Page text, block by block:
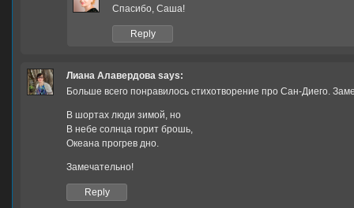
Спасибо, Саша!
Reply
Лиана Алавердова says:
Больше всего понравилось стихотворение про Сан-Диего.
В шортах люди зимой, но
В небе солнца горит брошь,
Океана прогрев дно.
Замечательно!
Reply